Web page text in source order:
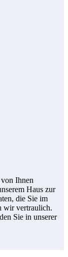
Ihnen
Haus zur
die Sie im
wir vertraulich.
Sie in unserer